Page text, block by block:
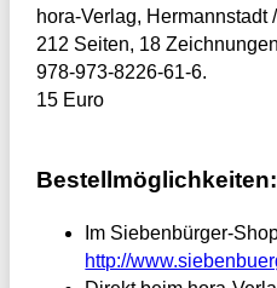
hora-Verlag, Hermannstadt
212 Seiten, 18 Zeichnungen
978-973-8226-61-6.
15 Euro
Bestellmöglichkeiten:
Im Siebenbürger-
http://